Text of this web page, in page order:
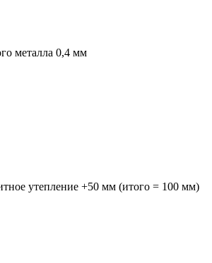
металла 0,4 мм
утепление +50 мм (итого = 100 мм)